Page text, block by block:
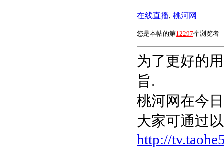
在线直播, 桃河网
您是本帖的第12297个浏览者
为了更好的
旨.
桃河网在今
大家可通过
http://